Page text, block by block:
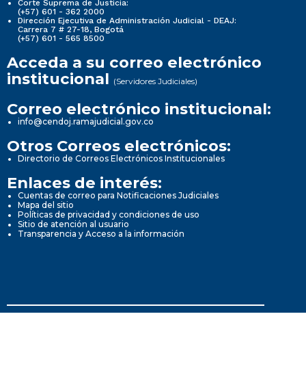
Corte Suprema de Justicia:
(+57) 601 - 362 2000
Dirección Ejecutiva de Administración Judicial - DEAJ:
Carrera 7 # 27-18, Bogotá
(+57) 601 - 565 8500
Acceda a su correo electrónico
institucional (Servidores Judiciales)
Correo electrónico institucional:
info@cendoj.ramajudicial.gov.co
Otros Correos electrónicos:
Directorio de Correos Electrónicos Institucionales
Enlaces de interés:
Cuentas de correo para Notificaciones Judiciales
Mapa del sitio
Políticas de privacidad y condiciones de uso
Sitio de atención al usuario
Transparencia y Acceso a la información